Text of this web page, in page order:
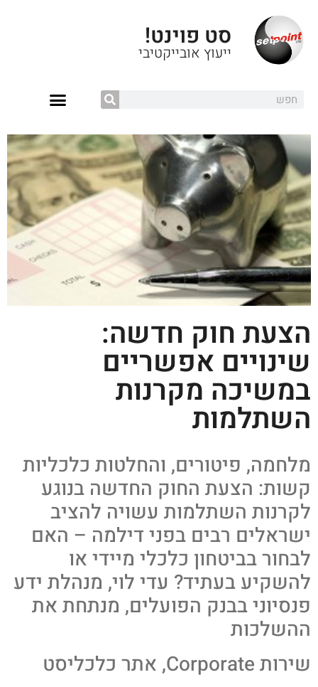
סט פוינט!
ייעוץ אובייקטיבי
הצעת חוק חדשה:
שינויים אפשריים
במשיכה מקרנות
השתלמות
מלחמה, פיטורים, והחלטות כלכליות
קשות: הצעת החוק החדשה בנוגע
לקרנות השתלמות עשויה להציב
ישראלים רבים בפני דילמה – האם
לבחור בביטחון כלכלי מיידי או
להשקיע בעתיד? עדי לוי, מנהלת ידע
פנסיוני בבנק הפועלים, מנתחת את
ההשלכות
שירות Corporate, אתר כלכליסט